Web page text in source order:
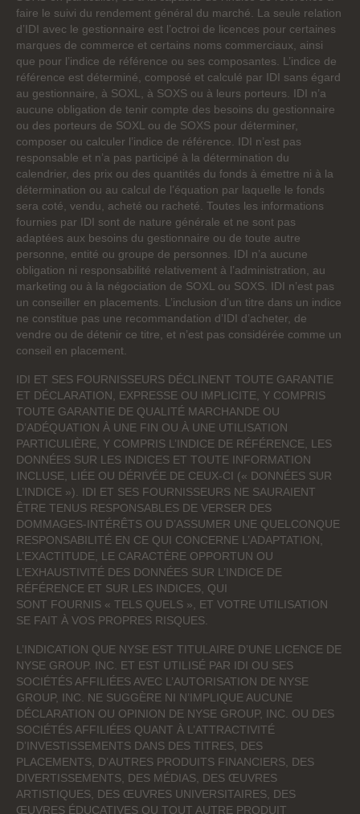
faire le suivi du rendement général du marché. La seule relation
d’IDI avec le gestionnaire est l’octroi de licences pour certaines
marques de commerce et certains noms commerciaux, ainsi
que pour l’indice de référence ou ses composantes. L’indice de
référence est déterminé, composé et calculé par IDI sans égard
au gestionnaire, à SOXL, à SOXS ou à leurs porteurs. IDI n’a
aucune obligation de tenir compte des besoins du gestionnaire
ou des porteurs de SOXL ou de SOXS pour déterminer,
composer ou calculer l’indice de référence. IDI n’est pas
responsable et n’a pas participé à la détermination du
calendrier, des prix ou des quantités du fonds à émettre ni à la
détermination ou au calcul de l’équation par laquelle le fonds
sera coté, vendu, acheté ou racheté. Toutes les informations
fournies par IDI sont de nature générale et ne sont pas
adaptées aux besoins du gestionnaire ou de toute autre
personne, entité ou groupe de personnes. IDI n’a aucune
obligation ni responsabilité relativement à l’administration, au
marketing ou à la négociation de SOXL ou SOXS. IDI n’est pas
un conseiller en placements. L’inclusion d’un titre dans un indice
ne constitue pas une recommandation d’IDI d’acheter, de
vendre ou de détenir ce titre, et n’est pas considérée comme un
conseil en placement.
IDI ET SES FOURNISSEURS DÉCLINENT TOUTE GARANTIE
ET DÉCLARATION, EXPRESSE OU IMPLICITE, Y COMPRIS
TOUTE GARANTIE DE QUALITÉ MARCHANDE OU
D’ADÉQUATION À UNE FIN OU À UNE UTILISATION
PARTICULIÈRE, Y COMPRIS L’INDICE DE RÉFÉRENCE, LES
DONNÉES SUR LES INDICES ET TOUTE INFORMATION
INCLUSE, LIÉE OU DÉRIVÉE DE CEUX-CI (« DONNÉES SUR
L’INDICE »). IDI ET SES FOURNISSEURS NE SAURAIENT
ÊTRE TENUS RESPONSABLES DE VERSER DES
DOMMAGES-INTÉRÊTS OU D’ASSUMER UNE QUELCONQUE
RESPONSABILITÉ EN CE QUI CONCERNE L’ADAPTATION,
L’EXACTITUDE, LE CARACTÈRE OPPORTUN OU
L’EXHAUSTIVITÉ DES DONNÉES SUR L’INDICE DE
RÉFÉRENCE ET SUR LES INDICES, QUI
SONT FOURNIS « TELS QUELS », ET VOTRE UTILISATION
SE FAIT À VOS PROPRES RISQUES.
L’INDICATION QUE NYSE EST TITULAIRE D’UNE LICENCE DE
NYSE GROUP. INC. ET EST UTILISÉ PAR IDI OU SES
SOCIÉTÉS AFFILIÉES AVEC L’AUTORISATION DE NYSE
GROUP, INC. NE SUGGÈRE NI N’IMPLIQUE AUCUNE
DÉCLARATION OU OPINION DE NYSE GROUP, INC. OU DES
SOCIÉTÉS AFFILIÉES QUANT À L’ATTRACTIVITÉ
D’INVESTISSEMENTS DANS DES TITRES, DES
PLACEMENTS, D’AUTRES PRODUITS FINANCIERS, DES
DIVERTISSEMENTS, DES MÉDIAS, DES ŒUVRES
ARTISTIQUES, DES ŒUVRES UNIVERSITAIRES, DES
ŒUVRES ÉDUCATIVES OU TOUT AUTRE PRODUIT